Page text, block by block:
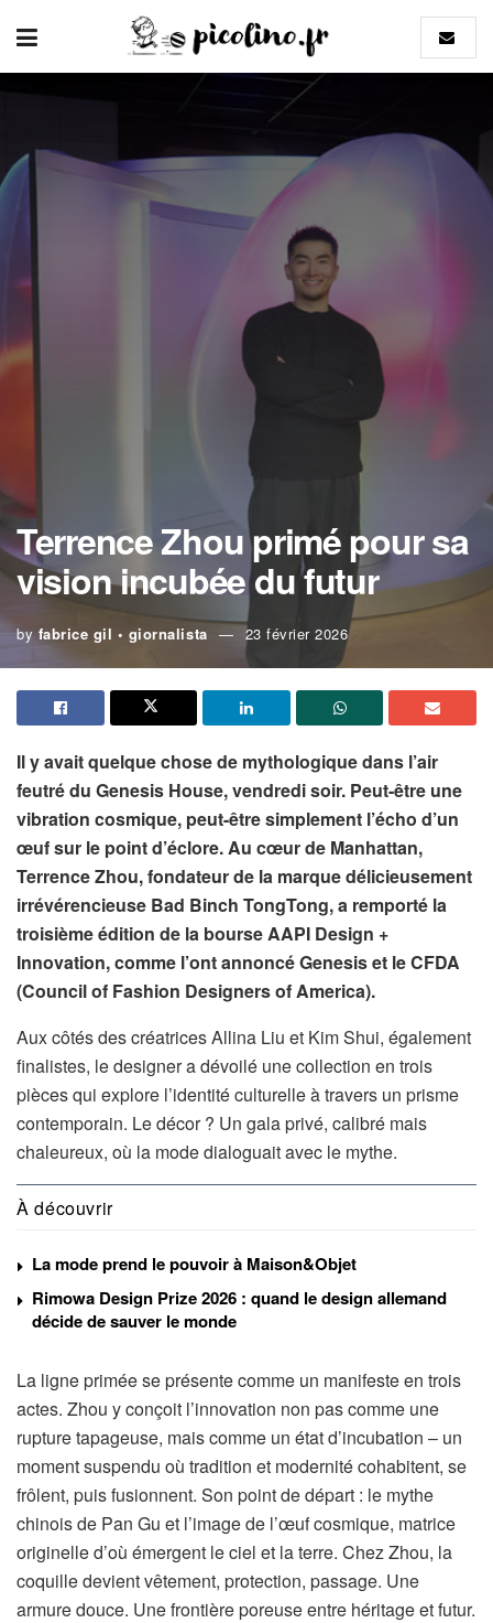
Terrence Zhou primé pour sa
vision incubée du futur
by fabrice gil • giornalista 23 février 2026
Il y avait quelque chose de mythologique dans l’air
feutré du Genesis House, vendredi soir. Peut-être une
vibration cosmique, peut-être simplement l’écho d’un
œuf sur le point d’éclore. Au cœur de Manhattan,
Terrence Zhou, fondateur de la marque délicieusement
irrévérencieuse Bad Binch TongTong, a remporté la
troisième édition de la bourse AAPI Design +
Innovation, comme l’ont annoncé Genesis et le CFDA
(Council of Fashion Designers of America).
Aux côtés des créatrices Allina Liu et Kim Shui, également
finalistes, le designer a dévoilé une collection en trois
pièces qui explore l’identité culturelle à travers un prisme
contemporain. Le décor ? Un gala privé, calibré mais
chaleureux, où la mode dialoguait avec le mythe.
À découvrir
La mode prend le pouvoir à Maison&Objet
Rimowa Design Prize 2026 : quand le design allemand
décide de sauver le monde
La ligne primée se présente comme un manifeste en trois
actes. Zhou y conçoit l’innovation non pas comme une
rupture tapageuse, mais comme un état d’incubation – un
moment suspendu où tradition et modernité cohabitent, se
frôlent, puis fusionnent. Son point de départ : le mythe
chinois de Pan Gu et l’image de l’œuf cosmique, matrice
originelle d’où émergent le ciel et la terre. Chez Zhou, la
coquille devient vêtement, protection, passage. Une
armure douce. Une frontière poreuse entre héritage et futur.